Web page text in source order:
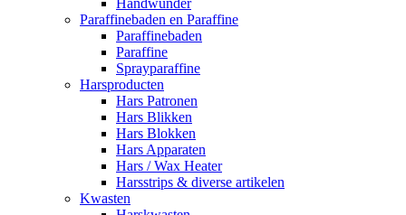
Paraffinebaden en Paraffine
Paraffinebaden
Paraffine
Sprayparaffine
Harsproducten
Hars Patronen
Hars Blikken
Hars Blokken
Hars Apparaten
Hars / Wax Heater
Harsstrips & diverse artikelen
Kwasten